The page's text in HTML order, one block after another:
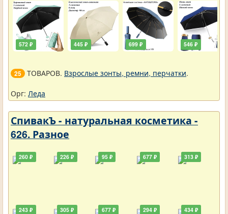
572 ₽ 445 ₽ 699 ₽ 546 ₽
25 ТОВАРОВ. Взрослые зонты, ремни, перчатки.
Орг: Леда
СпивакЪ - натуральная косметика -
626. Разное
260 ₽
243 ₽
226 ₽
305 ₽
95 ₽
677 ₽
677 ₽
294 ₽
313 ₽
434 ₽